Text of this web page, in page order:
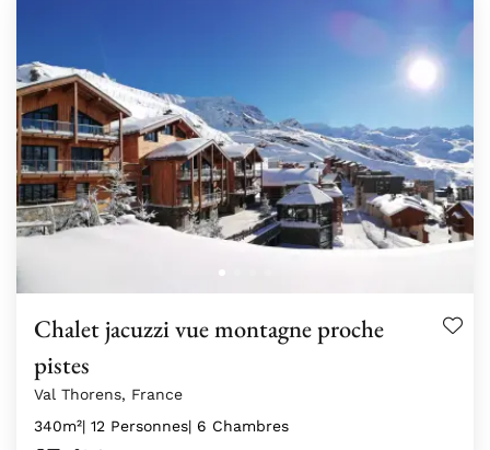
Chalet jacuzzi vue montagne proche
pistes
Val Thorens, France
340m²| 12 Personnes| 6 Chambres